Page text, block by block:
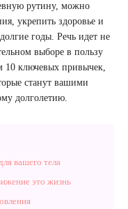
рутину, можно
укрепить здоровье и
годы. Речь идет не
выборе в пользу
10 ключевых привычек,
станут вашими
долголетию.
вашего тела
это жизнь